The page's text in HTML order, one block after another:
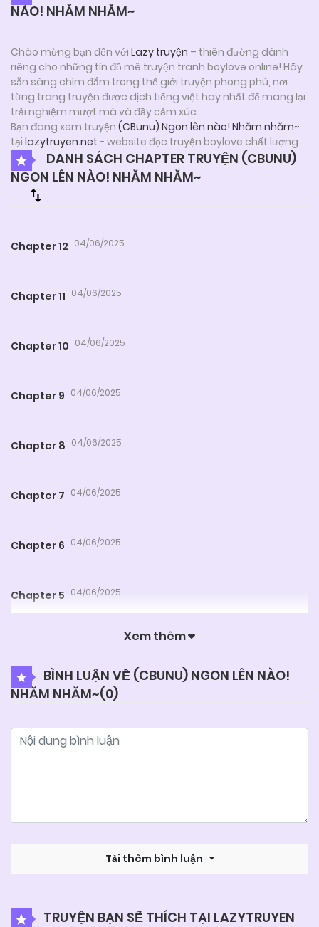
NÀO! NHĂM NHĂM~
Chào mừng bạn đến với Lazy truyện – thiên đường dành
riêng cho những tín đồ mê truyện tranh boylove online! Hãy
sẵn sàng chìm đắm trong thế giới truyện phong phú, nơi
từng trang truyện được dịch tiếng việt hay nhất để mang lại
trải nghiệm mượt mà và đầy cảm xúc.
Bạn đang xem truyện (CBunu) Ngon lên nào! Nhăm nhăm~
tại lazytruyen.net - website đọc truyện boylove chất lượng
DANH SÁCH CHAPTER TRUYỆN (CBUNU)
NGON LÊN NÀO! NHĂM NHĂM~
Chapter 12 04/06/2025
Chapter 11 04/06/2025
Chapter 10 04/06/2025
Chapter 9 04/06/2025
Chapter 8 04/06/2025
Chapter 7 04/06/2025
Chapter 6 04/06/2025
Chapter 5 04/06/2025
Chapter 3 04/06/2025
Chapter 2 04/06/2025
Xem thêm
BÌNH LUẬN VỀ (CBUNU) NGON LÊN NÀO!
NHĂM NHĂM~(0)
Tải thêm bình luận
TRUYỆN BẠN SẼ THÍCH TẠI LAZYTRUYEN